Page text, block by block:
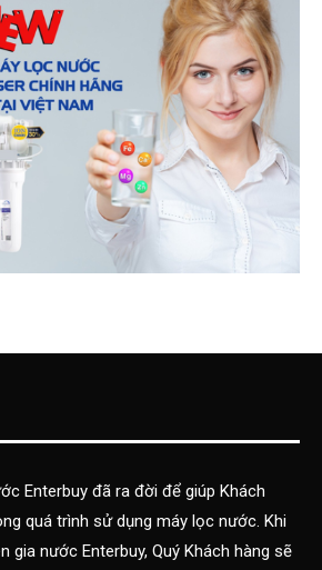
Enterbuy đã ra đời để giúp Khách
quá trình sử dụng máy lọc nước. Khi
gia nước Enterbuy, Quý Khách hàng sẽ